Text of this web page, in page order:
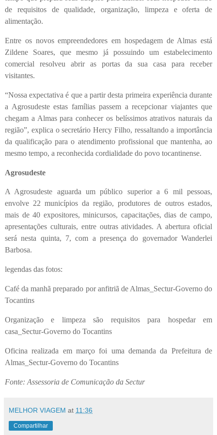
de requisitos de qualidade, organização, limpeza e oferta de
alimentação.
Entre os novos empreendedores em hospedagem de Almas está
Zildene Soares, que mesmo já possuindo um estabelecimento
comercial resolveu abrir as portas da sua casa para receber
visitantes.
“Nossa expectativa é que a partir desta primeira experiência durante
a Agrosudeste estas famílias passem a recepcionar viajantes que
chegam a Almas para conhecer os belíssimos atrativos naturais da
região”, explica o secretário Hercy Filho, ressaltando a importância
da qualificação para o atendimento profissional que mantenha, ao
mesmo tempo, a reconhecida cordialidade do povo tocantinense.
Agrosudeste
A Agrosudeste aguarda um público superior a 6 mil pessoas,
envolve 22 municípios da região, produtores de outros estados,
mais de 40 expositores, minicursos, capacitações, dias de campo,
apresentações culturais, entre outras atividades. A abertura oficial
será nesta quinta, 7, com a presença do governador Wanderlei
Barbosa.
legendas das fotos:
Café da manhã preparado por anfitriã de Almas_Sectur-Governo do
Tocantins
Organização e limpeza são requisitos para hospedar em
casa_Sectur-Governo do Tocantins
Oficina realizada em março foi uma demanda da Prefeitura de
Almas_Sectur-Governo do Tocantins
Fonte: Assessoria de Comunicação da Sectur
MELHOR VIAGEM at 11:36
Compartilhar